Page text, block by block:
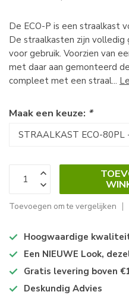
De ECO-P is een straalkast
De straalkasten zijn
voor gebruik. Voorzien van
met daar aan gemonteerd
compleet met een straal...
Maak een keuze: *
Toevoegen om te vergelijken
Hoogwaardige
Een NIEUWE Look,
Gratis levering boven
Deskundig Advies